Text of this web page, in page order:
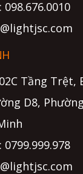
Tầng Trệt,
D8,